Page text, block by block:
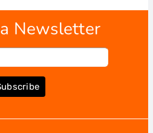
Newsletter